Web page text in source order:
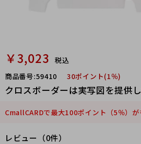
￥3,023
税込
商品番号:59410 30ポイント(1％)
クロスボーダーは実写図を提供し
CmallCARDで最大100ポイント（5％）が
レビュー（0件）